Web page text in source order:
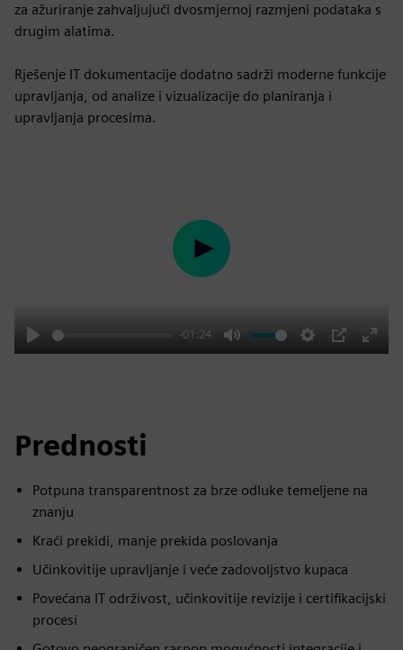
za ažuriranje zahvaljujući dvosmjernoj razmjeni podataka s
drugim alatima.
Rješenje IT dokumentacije dodatno sadrži moderne funkcije
upravljanja, od analize i vizualizacije do planiranja i
upravljanja procesima.
Play
-01:24
Mute Settings
PIP
Enter
Play
Prednosti
Potpuna transparentnost za brze odluke temeljene na
znanju
Kraći prekidi, manje prekida poslovanja
Učinkovitije upravljanje i veće zadovoljstvo kupaca
Povećana IT održivost, učinkovitije revizije i certifikacijski
procesi